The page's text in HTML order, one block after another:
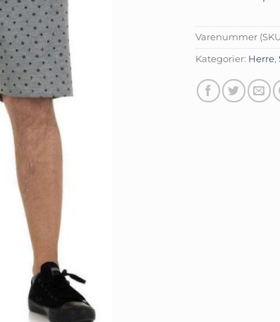
Varenummer
Kategorier: Herre,